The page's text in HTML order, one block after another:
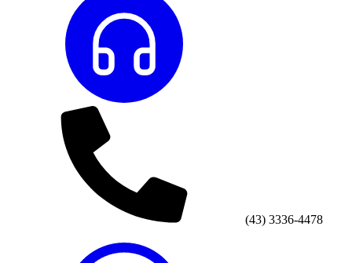
(43) 3336-4478